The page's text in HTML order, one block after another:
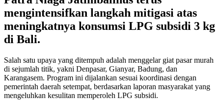
mengintensifkan langkah mitigasi atas
meningkatnya konsumsi LPG subsidi 3 kg
di Bali.
Salah satu upaya yang ditempuh adalah menggelar giat pasar murah
di sejumlah titik, yakni Denpasar, Gianyar, Badung, dan
Karangasem. Program ini dijalankan sesuai koordinasi dengan
pemerintah daerah setempat, berdasarkan laporan masyarakat yang
mengeluhkan kesulitan memperoleh LPG subsidi.